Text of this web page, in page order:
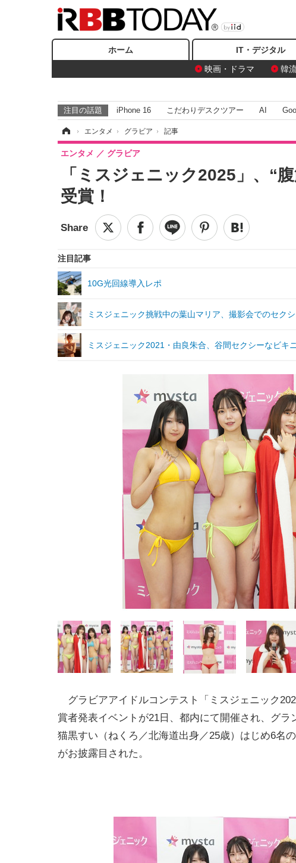
ホーム IT・デジタル
映画・ドラマ
韓
注目の話題 iPhone 16 こだわりデスクツアー AI
› エンタメ › グラビア › 記事
「ミスジェニック2025」、“
受賞！
エンタメ グラビア
注目記事
10G光回線導入レポ
ミスジェニック挑戦中の葉山マリア、撮影会でのセク
ミスジェニック2021・由良朱合、谷間セクシーなビキ
グラビアアイドルコンテスト「ミスジェニック
賞者発表イベントが21日、都内にて開催され、グラ
猫黒すい（ねくろ／北海道出身／25歳）はじめ6名
がお披露目された。